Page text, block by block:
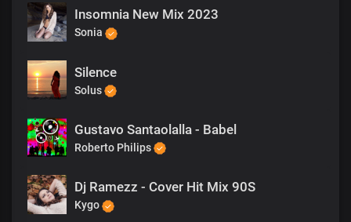
Insomnia New Mix 2023
Sonia
Silence
Solus
Gustavo Santaolalla - Babel
Roberto Philips
Dj Ramezz - Cover Hit Mix 90S
Kygo